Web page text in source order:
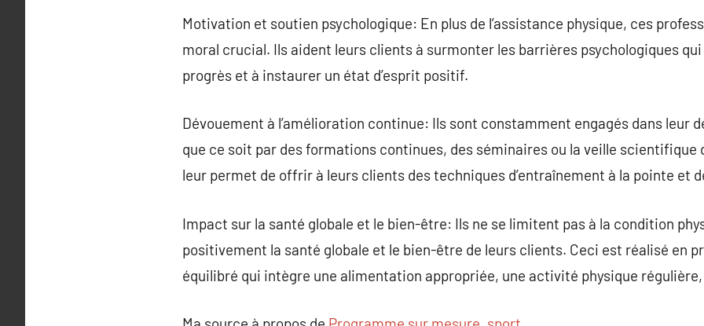
Motivation et soutien psychologique: En plus de l’assistance physique, ces
moral crucial. Ils aident leurs clients à surmonter les barrières psychologiques
progrès et à instaurer un état d’esprit positif.
Dévouement à l’amélioration continue: Ils sont constamment engagés dans leur
que ce soit par des formations continues, des séminaires ou la veille scientifique
leur permet de offrir à leurs clients des techniques d’entraînement à la pointe et
Impact sur la santé globale et le bien-être: Ils ne se limitent pas à la condition
positivement la santé globale et le bien-être de leurs clients. Ceci est réalisé en
équilibré qui intègre une alimentation appropriée, une activité physique